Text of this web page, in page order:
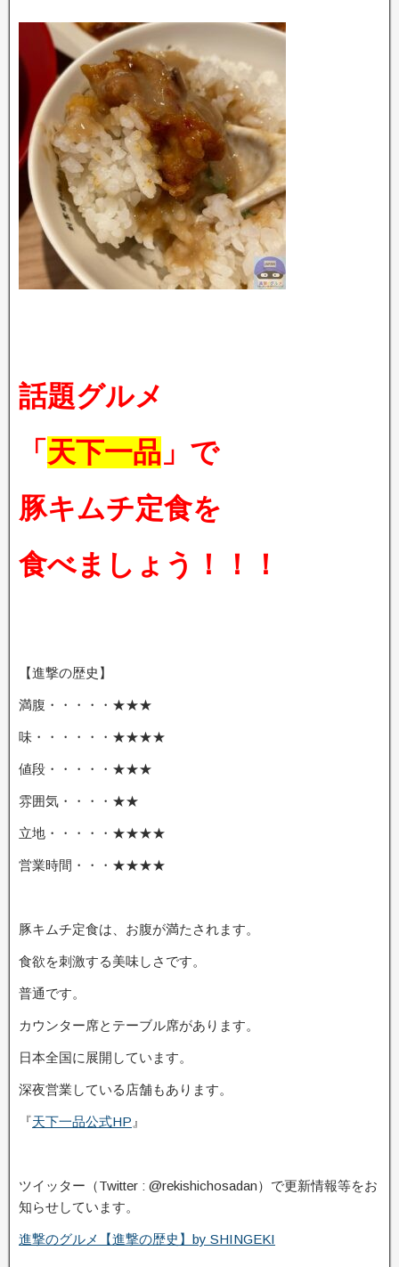
話題グルメ
「 天下一品 」で
豚キムチ定食を
食べましょう！！！
【進撃の歴史】
満腹・・・・・★★★
味・・・・・・★★★★
値段・・・・・★★★
雰囲気・・・・★★
立地・・・・・★★★★
営業時間・・・★★★★
豚キムチ定食は、お腹が満たされます。
食欲を刺激する美味しさです。
普通です。
カウンター席とテーブル席があります。
日本全国に展開しています。
深夜営業している店舗もあります。
『天下一品公式HP 』
ツイッター（Twitter : @rekishichosadan）で更新情報等をお
知らせしています。
進撃のグルメ【進撃の歴史】by SHINGEKI